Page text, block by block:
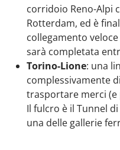
corridoio Reno-Alpi
Rotterdam, ed è
collegamento
sarà completata
Torino-Lione: una
complessivamente
trasportare merci (e
Il fulcro è il Tunnel
una delle gallerie